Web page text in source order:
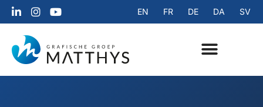
EN FR DE DA SV